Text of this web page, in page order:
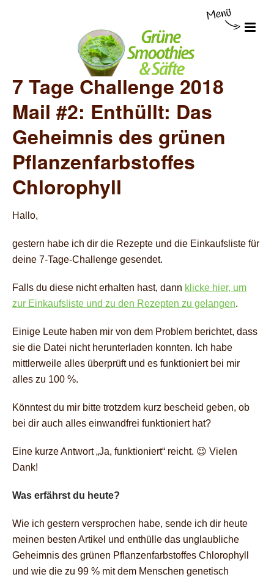
7 Tage Challenge 2018
Mail #2: Enthüllt: Das
Geheimnis des grünen
Pflanzenfarbstoffes
Chlorophyll
Hallo,
gestern habe ich dir die Rezepte und die Einkaufsliste für
deine 7-Tage-Challenge gesendet.
Falls du diese nicht erhalten hast, dann klicke hier, um
zur Einkaufsliste und zu den Rezepten zu gelangen.
Einige Leute haben mir von dem Problem berichtet, dass
sie die Datei nicht herunterladen konnten. Ich habe
mittlerweile alles überprüft und es funktioniert bei mir
alles zu 100 %.
Könntest du mir bitte trotzdem kurz bescheid geben, ob
bei dir auch alles einwandfrei funktioniert hat?
Eine kurze Antwort „Ja, funktioniert“ reicht. 😉 Vielen
Dank!
Was erfährst du heute?
Wie ich gestern versprochen habe, sende ich dir heute
meinen besten Artikel und enthülle das unglaubliche
Geheimnis des grünen Pflanzenfarbstoffes Chlorophyll
und wie die zu 99 % mit dem Menschen genetisch